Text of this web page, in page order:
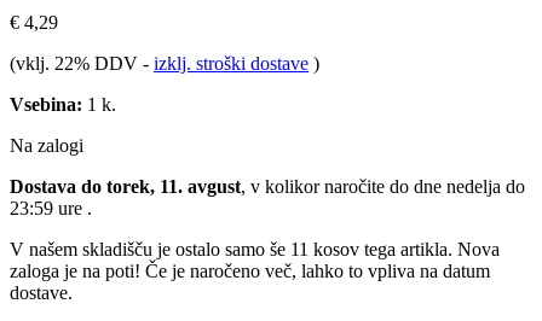
€ 4,29
(vklj. 22% DDV - izklj. stroški dostave )
Vsebina: 1 k.
Na zalogi
Dostava do torek, 11. avgust, v kolikor naročite do dne nedelja do
23:59 ure .
V našem skladišču je ostalo samo še 11 kosov tega artikla. Nova
zaloga je na poti! Če je naročeno več, lahko to vpliva na datum
dostave.